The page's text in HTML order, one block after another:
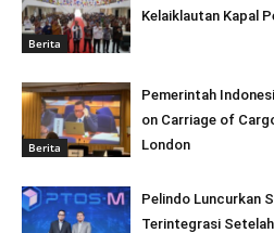
Berita
Kelaiklautan Kapal
Berita
Pemerintah
on Carriage of
London
Pelindo Luncurkan
Terintegrasi